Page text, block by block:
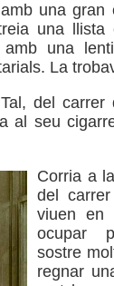
amb una
una
una
La
del
al seu
Corria a
del
viuen en
ocupar
sostre
regnar